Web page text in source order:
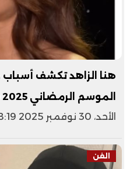
هنا الزاهد تكشف
الموسم الرمضاني 2025 (فيديو)
الأحد، 30 نوفمبر 2025 08:19 م
الفن